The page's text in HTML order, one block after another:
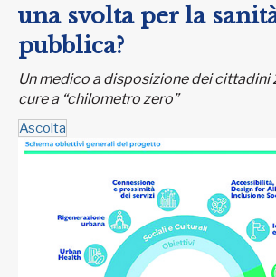
una svolta per la
pubblica?
Un medico a disposizione dei cittadini
cure a “chilometro zero”
Ascolta